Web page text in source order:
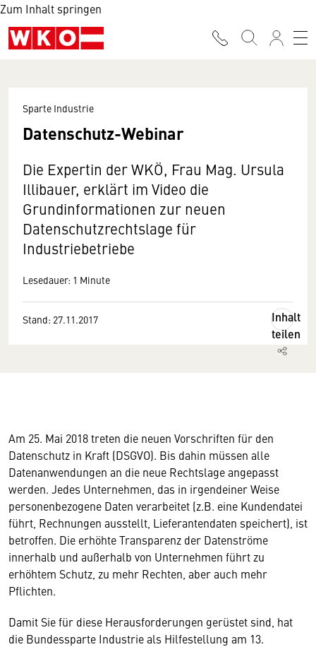
Zum Inhalt springen
Sparte Industrie
Datenschutz-Webinar
Die Expertin der WKÖ, Frau Mag. Ursula
Illibauer, erklärt im Video die
Grundinformationen zur neuen
Datenschutzrechtslage für
Industriebetriebe
Lesedauer: 1 Minute
Stand: 27.11.2017
Inhalt
teilen
Am 25. Mai 2018 treten die neuen Vorschriften für den
Datenschutz in Kraft (DSGVO). Bis dahin müssen alle
Datenanwendungen an die neue Rechtslage angepasst
werden. Jedes Unternehmen, das in irgendeiner Weise
personenbezogene Daten verarbeitet (z.B. eine Kundendatei
führt, Rechnungen ausstellt, Lieferantendaten speichert), ist
betroffen. Die erhöhte Transparenz der Datenströme
innerhalb und außerhalb von Unternehmen führt zu
erhöhtem Schutz, zu mehr Rechten, aber auch mehr
Pflichten.
Damit Sie für diese Herausforderungen gerüstet sind, hat
die Bundessparte Industrie als Hilfestellung am 13.